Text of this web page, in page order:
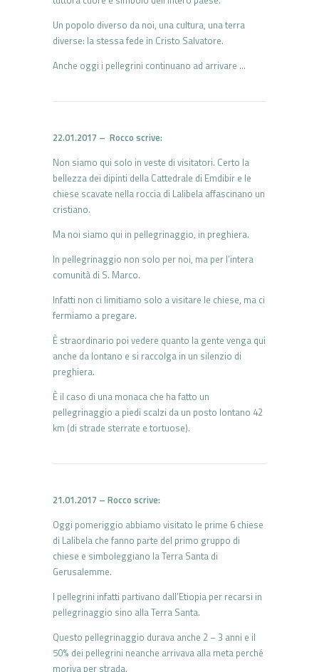
Un popolo diverso da noi, una cultura, una terra
diverse: la stessa fede in Cristo Salvatore.
Anche oggi i pellegrini continuano ad arrivare …
22.01.2017 – Rocco scrive:
Non siamo qui solo in veste di visitatori. Certo la
bellezza dei dipinti della Cattedrale di Emdibir e le
chiese scavate nella roccia di Lalibela affascinano un
cristiano.
Ma noi siamo qui in pellegrinaggio, in preghiera.
In pellegrinaggio non solo per noi, ma per l’intera
comunità di S. Marco.
Infatti non ci limitiamo solo a visitare le chiese, ma ci
fermiamo a pregare.
È straordinario poi vedere quanto la gente venga qui
anche da lontano e si raccolga in un silenzio di
preghiera.
È il caso di una monaca che ha fatto un
pellegrinaggio a piedi scalzi da un posto lontano 42
km (di strade sterrate e tortuose).
21.01.2017 – Rocco scrive:
Oggi pomeriggio abbiamo visitato le prime 6 chiese
di Lalibela che fanno parte del primo gruppo di
chiese e simboleggiano la Terra Santa di
Gerusalemme.
I pellegrini infatti partivano dall’Etiopia per recarsi in
pellegrinaggio sino alla Terra Santa.
Questo pellegrinaggio durava anche 2 – 3 anni e il
50% dei pellegrini neanche arrivava alla meta perché
moriva per strada.